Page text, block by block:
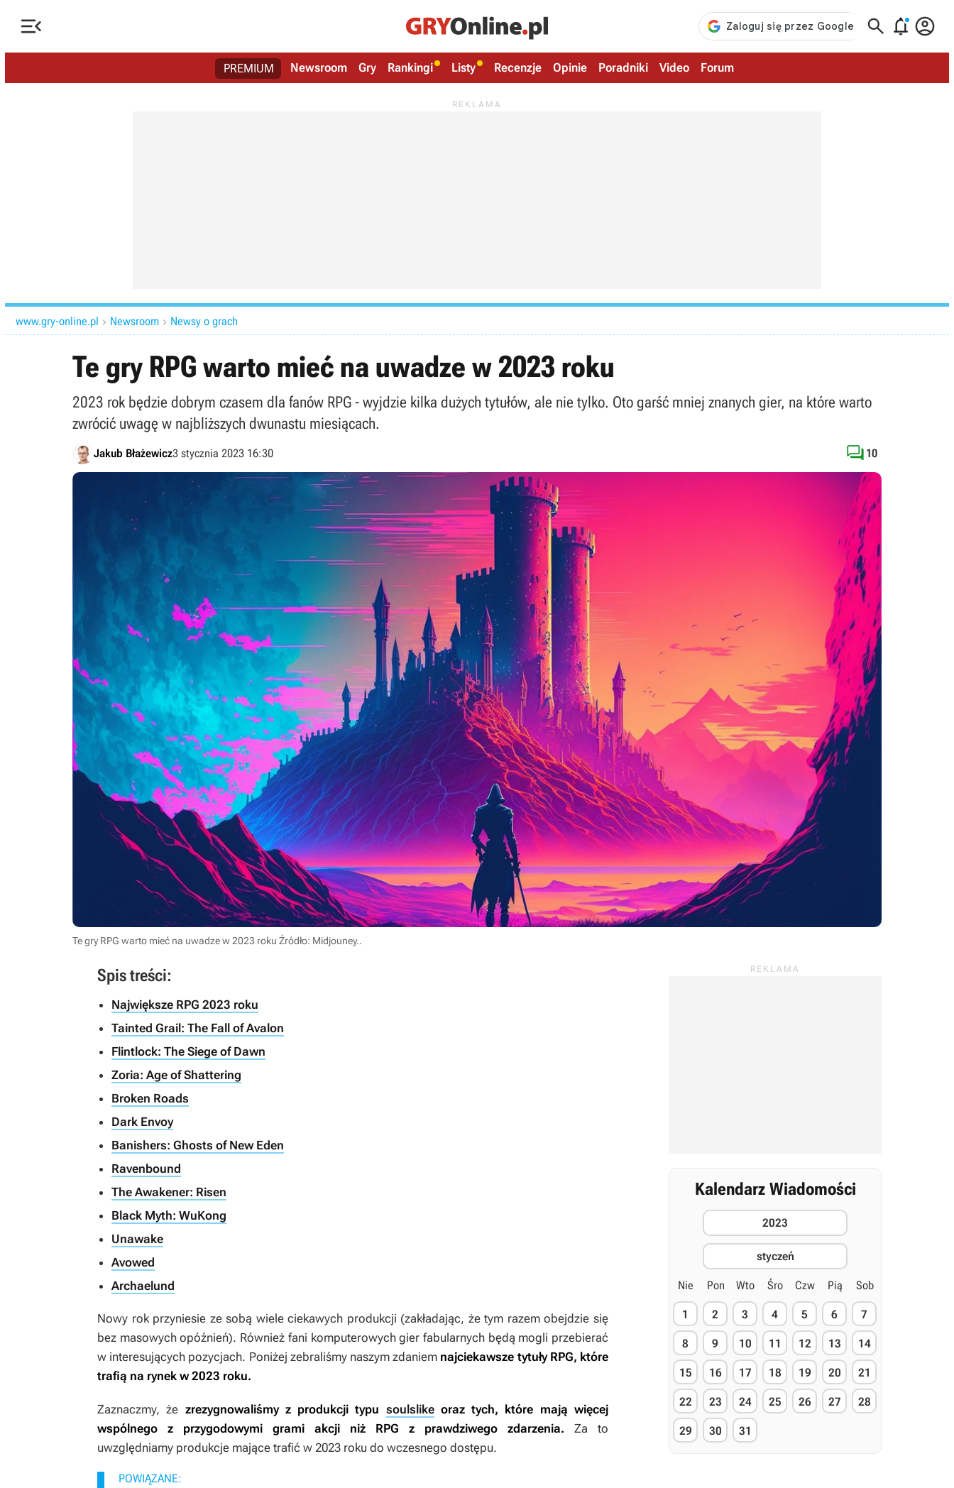
   
PREMIUM Newsroom Gry Rankingi Listy Recenzje Opinie Poradniki Video Forum
www.gry-online.pl  Newsroom  Newsy o grach
Te gry RPG warto mieć na uwadze w 2023 roku
2023 rok będzie dobrym czasem dla fanów RPG - wyjdzie kilka dużych tytułów, ale nie tylko. Oto garść mniej znanych gier, na które warto
zwrócić uwagę w najbliższych dwunastu miesiącach.
Jakub Błażewicz3 stycznia 2023 16:30  10
Te gry RPG warto mieć na uwadze w 2023 roku Źródło: Midjouney..
Spis treści:
Największe RPG 2023 roku
Tainted Grail: The Fall of Avalon
Flintlock: The Siege of Dawn
Zoria: Age of Shattering
Broken Roads
Dark Envoy
Banishers: Ghosts of New Eden
Ravenbound
The Awakener: Risen
Black Myth: WuKong
Unawake
Avowed
Archaelund
Nowy rok przyniesie ze sobą wiele ciekawych produkcji (zakładając, że tym razem obejdzie się
bez masowych opóźnień). Również fani komputerowych gier fabularnych będą mogli przebierać
w interesujących pozycjach. Poniżej zebraliśmy naszym zdaniem najciekawsze tytuły RPG, które
trafią na rynek w 2023 roku.
Zaznaczmy, że zrezygnowaliśmy z produkcji typu soulslikeoraz tych, które mają więcej
wspólnego z przygodowymi grami akcji niż RPG z prawdziwego zdarzenia. Za to
uwzględniamy produkcje mające trafić w 2023 roku do wczesnego dostępu.
POWIĄZANE:
Kalendarz Wiadomości
2023
styczeń
Nie Pon Wto Śro Czw Pią Sob
1 2 3 4 5 6 7
8 9 10 11 12 13 14
15 16 17 18 19 20 21
22 23 24 25 26 27 28
29 30 31